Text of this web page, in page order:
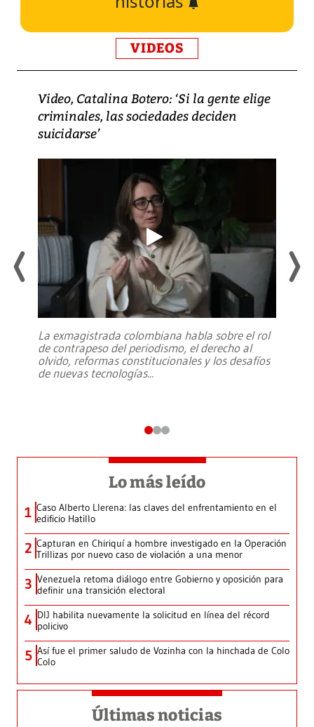
VIDEOS
Video, Catalina Botero: ‘Si la gente elige
criminales, las sociedades deciden
suicidarse’
La exmagistrada colombiana habla sobre el rol
de contrapeso del periodismo, el derecho al
olvido, reformas constitucionales y los desafíos
de nuevas tecnologías...
Lo más leído
1 Caso Alberto Llerena: las claves del enfrentamiento en el
edificio Hatillo
2 Capturan en Chiriquí a hombre investigado en la Operación
Trillizas por nuevo caso de violación a una menor
3 Venezuela retoma diálogo entre Gobierno y oposición para
definir una transición electoral
4 DIJ habilita nuevamente la solicitud en línea del récord
policivo
5 Así fue el primer saludo de Vozinha con la hinchada de Colo
Colo
Últimas noticias